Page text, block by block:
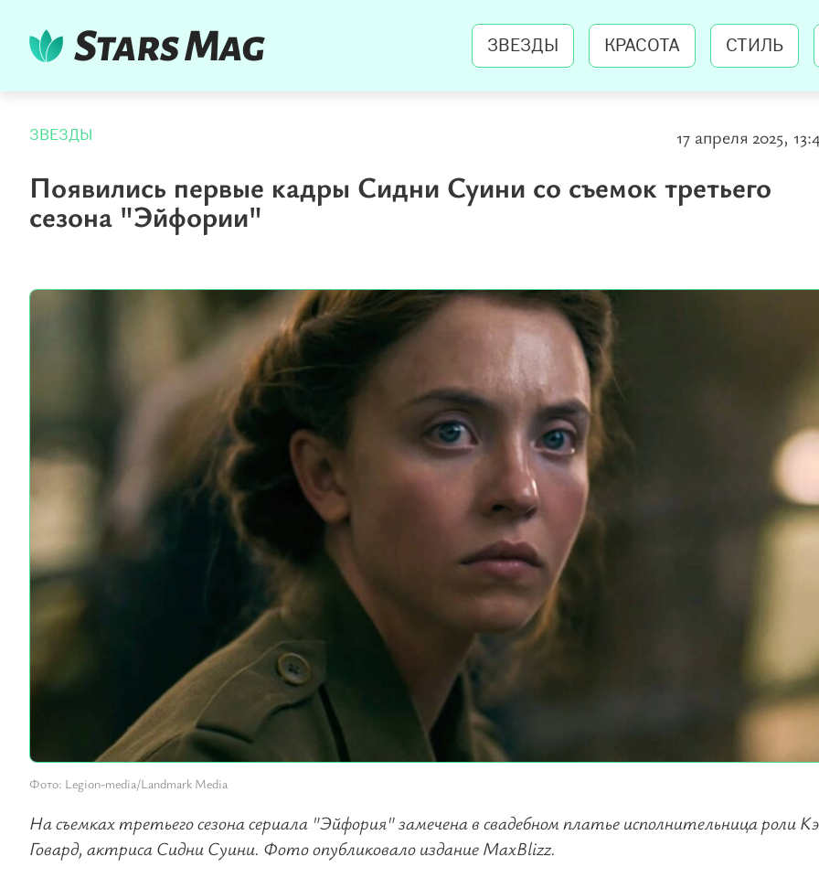
ЗВЕЗДЫ КРАСОТА СТИЛЬ
ЗВЕЗДЫ 17 апреля 2025,
Появились первые кадры Сидни Суини со съемок третьего
сезона "Эйфории"
Фото: Legion-media/Landmark Media
На съемках третьего сезона сериала "Эйфория" замечена в свадебном платье исполнительница роли
Говард, актриса Сидни Суини. Фото опубликовало издание MaxBlizz.